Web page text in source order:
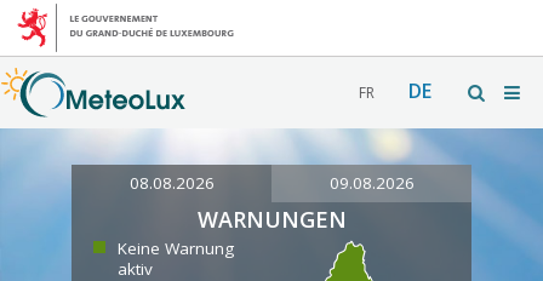
FR DE
08.08.2026 09.08.2026
WARNUNGEN
Keine Warnung
aktiv